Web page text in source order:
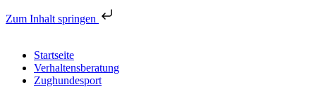
Zum Inhalt springen
Startseite
Verhaltensberatung
Zughundesport